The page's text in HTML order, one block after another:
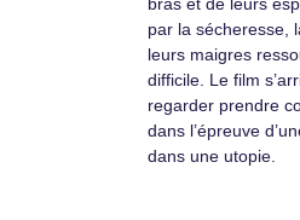
par la sécheresse,
leurs maigres
difficile. Le film
regarder prendre
dans l’épreuve
dans une utopie.